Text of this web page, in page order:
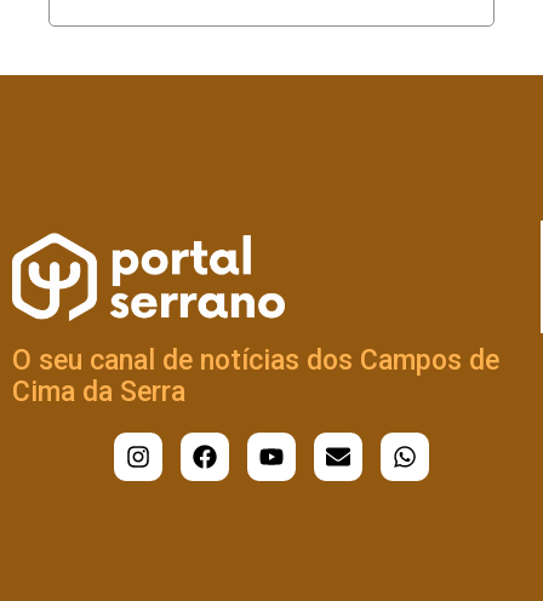
O seu canal de notícias dos Campos de
Cima da Serra